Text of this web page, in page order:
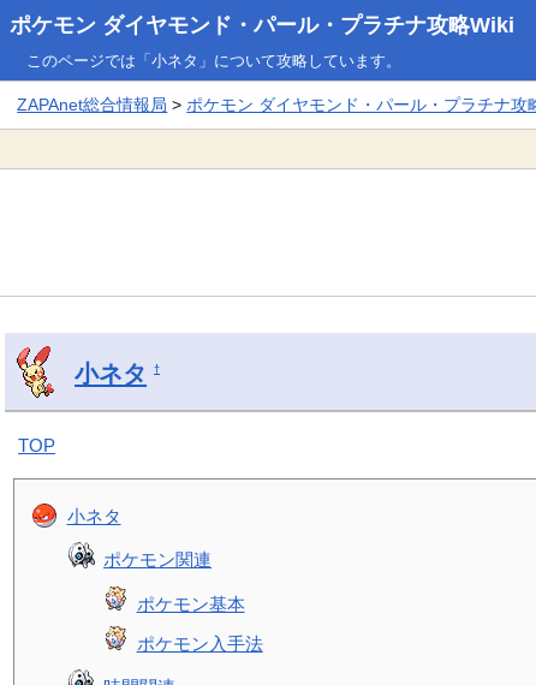
ポケモン ダイヤモンド・パール・プラチナ攻略Wiki
このページでは「小ネタ」について攻略しています。
ZAPAnet総合情報局 >ポケモン ダイヤモンド・パール・プラチナ攻
小ネタ †
TOP
小ネタ
ポケモン関連
ポケモン基本
ポケモン入手法